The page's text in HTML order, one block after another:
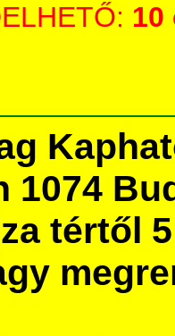
10
1074
tértől